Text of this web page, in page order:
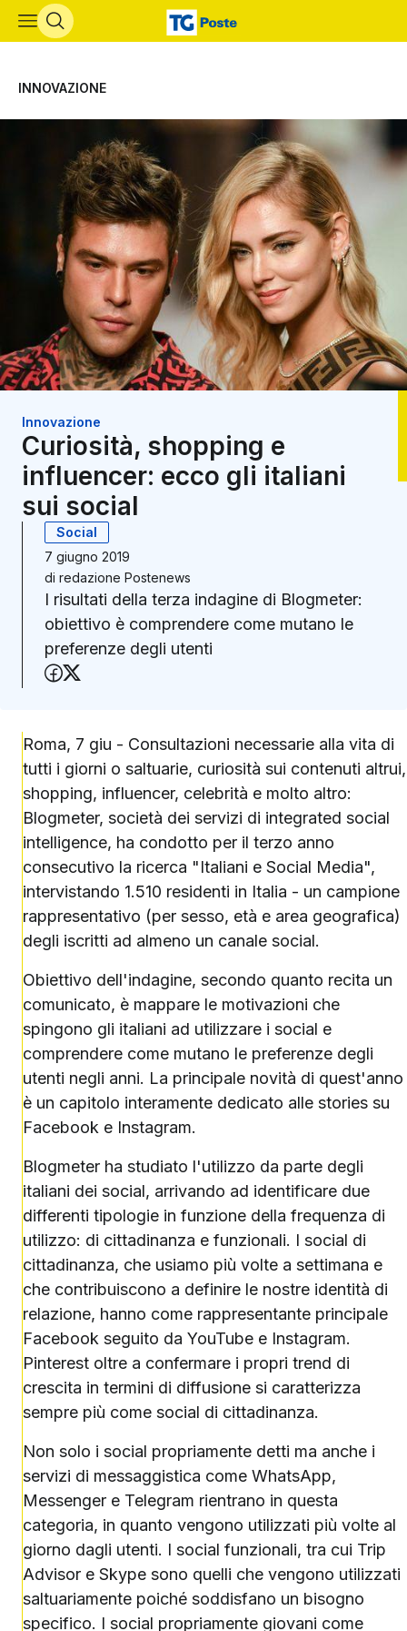
Vai al contenuto principale
INNOVAZIONE
Innovazione
Curiosità, shopping e
influencer: ecco gli italiani
sui social
Social
7 giugno 2019
di redazione Postenews
I risultati della terza indagine di Blogmeter:
obiettivo è comprendere come mutano le
preferenze degli utenti
Condividi su Facebook
Roma, 7 giu - Consultazioni necessarie alla vita di
tutti i giorni o saltuarie, curiosità sui contenuti altrui,
shopping, influencer, celebrità e molto altro:
Blogmeter, società dei servizi di integrated social
intelligence, ha condotto per il terzo anno
consecutivo la ricerca "Italiani e Social Media",
intervistando 1.510 residenti in Italia - un campione
rappresentativo (per sesso, età e area geografica)
degli iscritti ad almeno un canale social.
Obiettivo dell'indagine, secondo quanto recita un
comunicato, è mappare le motivazioni che
spingono gli italiani ad utilizzare i social e
comprendere come mutano le preferenze degli
utenti negli anni. La principale novità di quest'anno
è un capitolo interamente dedicato alle stories su
Facebook e Instagram.
Blogmeter ha studiato l'utilizzo da parte degli
italiani dei social, arrivando ad identificare due
differenti tipologie in funzione della frequenza di
utilizzo: di cittadinanza e funzionali. I social di
cittadinanza, che usiamo più volte a settimana e
che contribuiscono a definire le nostre identità di
relazione, hanno come rappresentante principale
Facebook seguito da YouTube e Instagram.
Pinterest oltre a confermare i propri trend di
crescita in termini di diffusione si caratterizza
sempre più come social di cittadinanza.
Non solo i social propriamente detti ma anche i
servizi di messaggistica come WhatsApp,
Messenger e Telegram rientrano in questa
categoria, in quanto vengono utilizzati più volte al
giorno dagli utenti. I social funzionali, tra cui Trip
Advisor e Skype sono quelli che vengono utilizzati
saltuariamente poiché soddisfano un bisogno
specifico. I social propriamente giovani come